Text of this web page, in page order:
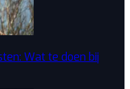
Wat te doen bij